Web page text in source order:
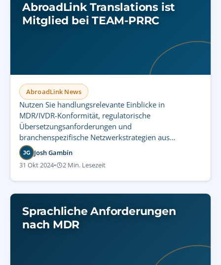
AbroadLink Translations ist
Mitglied bei TEAM-PRRC
AbroadLink News
Nutzen Sie handlungsrelevante Einblicke in
MDR/IVDR-Konformität, regulatorische
Übersetzungsanforderungen und
branchenspezifische Netzwerkstrategien aus
AbroadLinks jüngster Teilnahme am TEAM-PRRC-
Summit.
JG Josh Gambín
31 Okt 2024• 2 Min. Lesezeit
Sprachliche Anforderungen
nach MDR